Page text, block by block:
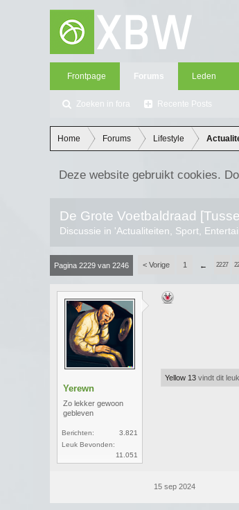
Frontpage Forums
Zoeken in fora Recente Posts
Leden
Home Forums Lifestyle
Deze website gebruikt cookies.
De Grote Voetbaldraad
Discussie in 'Actualiteiten, Sport,
Pagina 2229 van 2246 < Vorige 1 ← 2227
Yerewn
Zo lekker gewoon
gebleven
Berichten:
3.821
Leuk Bevonden:
11.051
15 sep 2024
Yellow 13 vindt dit leuk.